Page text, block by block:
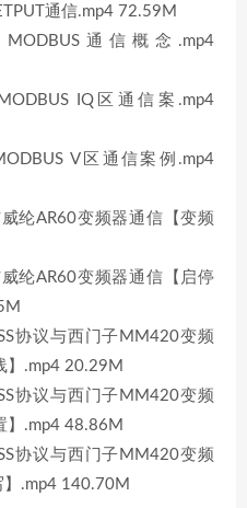
通信.mp4 72.59M
MODBUS通信概念.mp4
IQ区通信案.mp4
V区通信案例.mp4
纶AR60变频器通信【变频
纶AR60变频器通信【启停
协议与西门子MM420变频
】.mp4 20.29M
协议与西门子MM420变频
】.mp4 48.86M
协议与西门子MM420变频
】.mp4 140.70M